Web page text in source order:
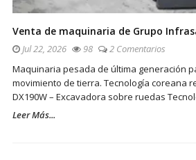
Venta de maquinaria de Grupo
Jul 22, 2026 98
2 Comentarios
Maquinaria pesada de última generación
movimiento de tierra. Tecnología coreana
DX190W – Excavadora sobre ruedas
Leer Más...